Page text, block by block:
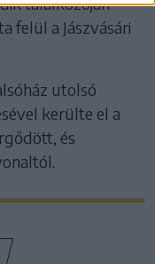
felül a Jászvásári
utolsó
kerülte el a
és